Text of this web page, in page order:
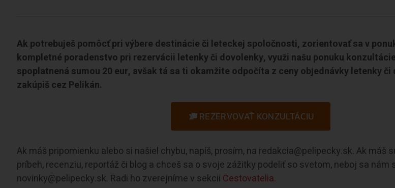
Ak potrebuješ pomôcť pri výbere destinácie či leteckej spoločnosti, zorientovať sa v
kompletné poradenstvo pri rezervácii letenky či dovolenky, využi našu ponuku
spoplatnená sumou 20 eur, avšak tá sa ti okamžite odpočíta z ceny objednávky letenky
zakúpiš cez Pelikán.
REZERVOVAŤ KONZULTÁCIU
Ak máš pripomienku alebo si našiel chybu, napíš, prosím, na redakcia@pelipecky.sk. Ak máš
príbeh, recenziu, reportáž či blog a chceš sa o svoje zážitky podeliť so svetom, neboj sa nám
novinky@pelipecky.sk. Radi ho zverejníme v sekcii Cestovatelia.